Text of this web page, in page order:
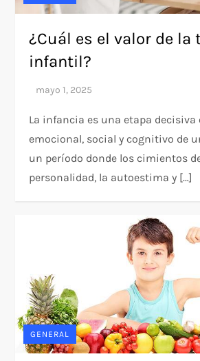
¿Cuál es el valor de la
infantil?
La infancia es una etapa decisiva
emocional, social y cognitivo de
un período donde los cimientos
personalidad, la autoestima y […]
GENERAL